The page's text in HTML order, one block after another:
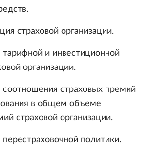
страховой организации.
и инвестиционной
организации.
страховых премий
в общем объеме
страховой организации.
политики.